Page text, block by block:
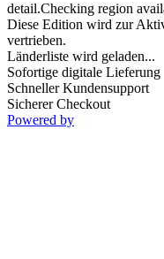
detail.Checking region
Diese Edition wird zur
vertrieben.
Länderliste wird geladen...
Sofortige digitale Lieferung
Schneller Kundensupport
Sicherer Checkout
Powered by